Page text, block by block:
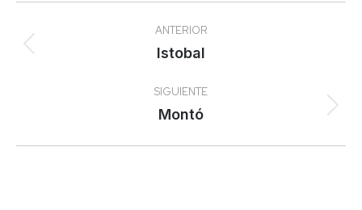
Navegación
entre
proyectos
ANTERIOR
Proyecto
Istobal
SIGUIENTE
Proyecto
Montó